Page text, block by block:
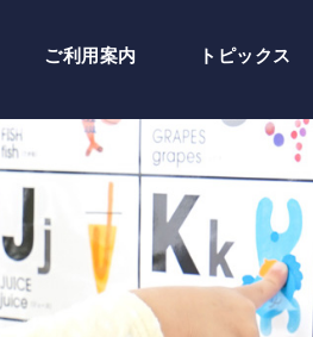
ご利用案内 トピックス